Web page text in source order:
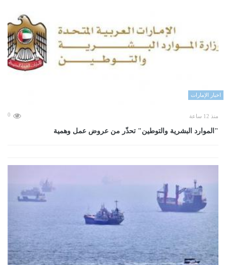
اخبار الإمارات
منذ 12 ساعة 0
"الموارد البشرية والتوطين" تحذّر من عروض عمل وهمية